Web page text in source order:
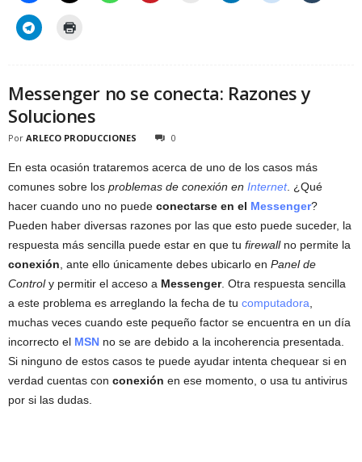
Messenger no se conecta: Razones y
Soluciones
Por ARLECO PRODUCCIONES 0
En esta ocasión trataremos acerca de uno de los casos más
comunes sobre los problemas de conexión en Internet. ¿Qué
hacer cuando uno no puede conectarse en el Messenger?
Pueden haber diversas razones por las que esto puede suceder, la
respuesta más sencilla puede estar en que tu firewallno permite la
conexión , ante ello únicamente debes ubicarlo en Panel de
Controly permitir el acceso a Messenger. Otra respuesta sencilla
a este problema es arreglando la fecha de tu computadora
muchas veces cuando este pequeño factor se encuentra en un día
incorrecto el MSN no se are debido a la incoherencia presentada.
Si ninguno de estos casos te puede ayudar intenta chequear si en
verdad cuentas con conexión en ese momento, o usa tu antivirus
por si las dudas.